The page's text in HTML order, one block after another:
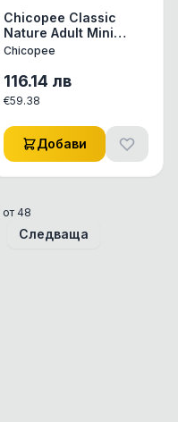
Chicopee Classic
Nature Adult Mini
храна за кучета от
10 месеца с агне и
ориз, 15кг
Chicopee
116.14 лв
€59.38
Добави
от 48
Следваща